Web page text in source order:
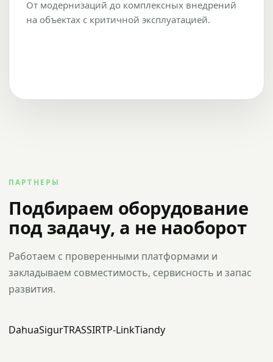
От модернизаций до комплексных внедрений
на объектах с критичной эксплуатацией.
ПАРТНЕРЫ
Подбираем оборудование
под задачу, а не наоборот
Работаем с проверенными платформами и
закладываем совместимость, сервисность и запас
развития.
DahuaSigurTRASSIRTP-LinkTiandy